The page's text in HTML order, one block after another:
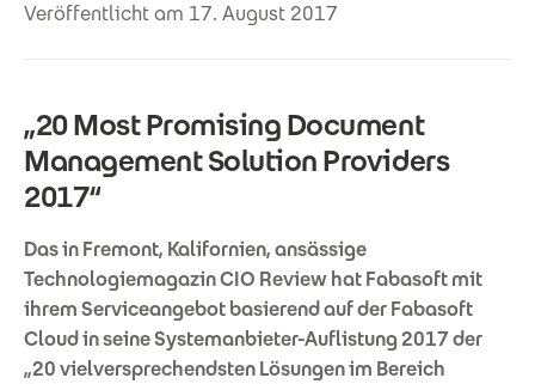
Veröffentlicht am 17. August 2017
„20 Most Promising Document
Management Solution Providers
2017“
Das in Fremont, Kalifornien, ansässige
Technologiemagazin CIO Review hat Fabasoft mit
ihrem Serviceangebot basierend auf der Fabasoft
Cloud in seine Systemanbieter-Auflistung 2017 der
„20 vielversprechendsten Lösungen im Bereich